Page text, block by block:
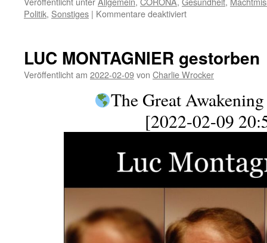
Politik, Sonstiges | Kommentare deaktiviertfür
LUC MONTAGNIER gestorben
Veröffentlicht am 2022-02-09von Charlie Wrocker
The Great
[2022-02-09